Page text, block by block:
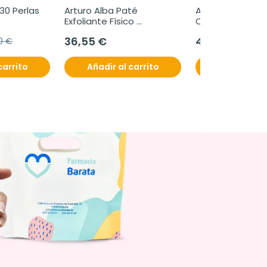
Perlas
€
Arturo Alba Paté
Exfoliante Físico
36,55 €
Añadir al carrito
Arturo Alba
Química
41,65 €